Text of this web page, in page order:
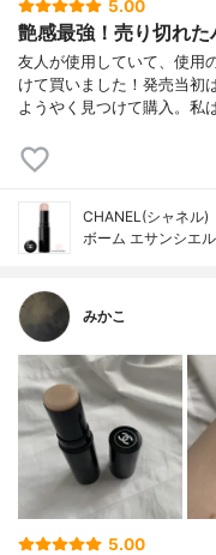
5.00
艶感最強！売り切れた
友人が使用していて、使用
けて買いました！発売当初
ようやく見つけて購入。私
CHANEL(シャネル)
ボーム エサンシエル
みかこ
5.00